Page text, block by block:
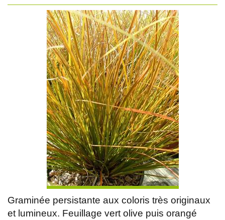
Graminée persistante aux coloris très originaux
et lumineux. Feuillage vert olive puis orangé